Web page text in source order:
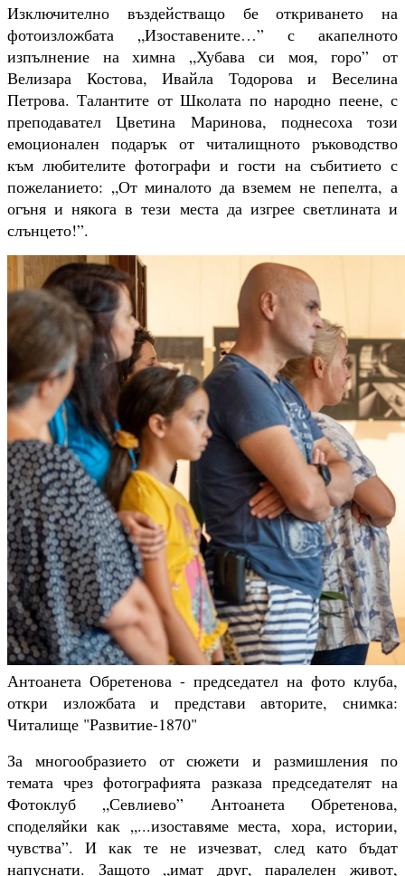
Изключително въздействащо бе откриването на
фотоизложбата „Изоставените…” с акапелното
изпълнение на химна „Хубава си моя, горо” от
Велизара Костова, Ивайла Тодорова и Веселина
Петрова. Талантите от Школата по народно пеене, с
преподавател Цветина Маринова, поднесоха този
емоционален подарък от читалищното ръководство
към любителите фотографи и гости на събитието с
пожеланието: „От миналото да вземем не пепелта, а
огъня и някога в тези места да изгрее светлината и
слънцето!”.
Антоанета Обретенова - председател на фото клуба,
откри изложбата и представи авторите, снимка:
Читалище "Развитие-1870"
За многообразието от сюжети и размишления по
темата чрез фотографията разказа председателят на
Фотоклуб „Севлиево” Антоанета Обретенова,
споделяйки как „...изоставяме места, хора, истории,
чувства”. И как те не изчезват, след като бъдат
напуснати. Защото „имат друг, паралелен живот,